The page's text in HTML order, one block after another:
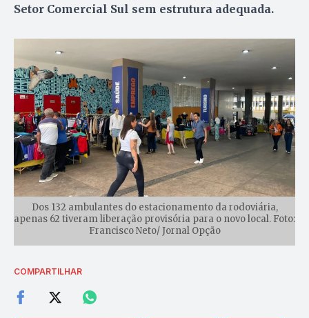
Setor Comercial Sul sem estrutura adequada.
Dos 132 ambulantes do estacionamento da rodoviária,
apenas 62 tiveram liberação provisória para o novo local. Foto:
Francisco Neto/ Jornal Opção
COMPARTILHAR